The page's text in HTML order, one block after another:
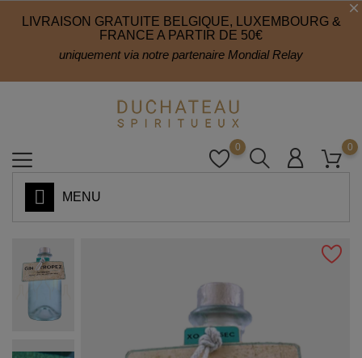
LIVRAISON GRATUITE BELGIQUE, LUXEMBOURG &
FRANCE A PARTIR DE 50€
uniquement via notre partenaire Mondial Relay
0
0
MENU